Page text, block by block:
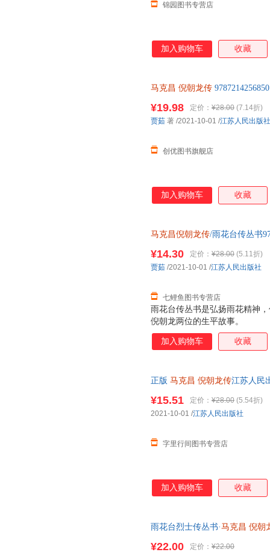
锦园图书专营店
加入购物车 收藏
马克昌 倪朝龙传
¥19.98 定价： ¥28.00 (7.14折)
创优图书旗舰店
贾茹 著 /2021-10-01 /江苏人民出版社
加入购物车 收藏
马克昌倪朝龙传/雨花台传丛书
雨花台传丛书是弘扬雨花精神
倪朝龙两位的生平故事。
¥14.30 定价： ¥28.00 (5.11折)
七鲤鱼图书专营店
贾茹 /2021-10-01 /江苏人民出版社
加入购物车 收藏
正版 马克昌 倪朝龙传江苏人民
¥15.51 定价： ¥28.00 (5.54折)
字里行间图书专营店
2021-10-01 /江苏人民出版社
加入购物车 收藏
雨花台烈士传丛书·马克昌 倪朝
¥22.00 定价： ¥22.00